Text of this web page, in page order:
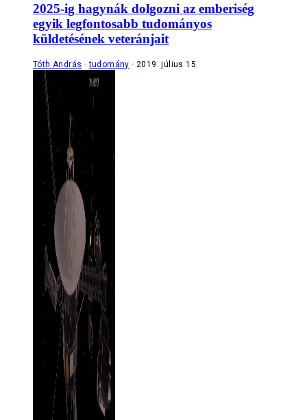
2025-ig hagynák dolgozni az emberiség
egyik legfontosabb tudományos
küldetésének veteránjait
Tóth András tudomány 2019. július 15.